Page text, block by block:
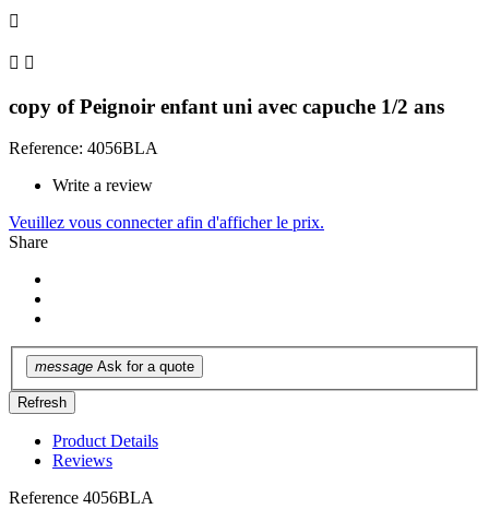

 
copy of Peignoir enfant uni avec capuche 1/2 ans
Reference: 4056BLA
Write a review
Veuillez vous connecter afin d'afficher le prix.
Share
message Ask for a quote
Product Details
Reviews
Reference 4056BLA